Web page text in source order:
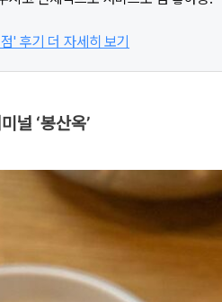
' 후기 더 자세히 보기
널 ‘봉산옥’